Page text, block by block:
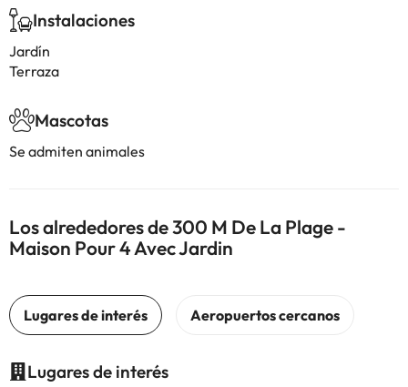
Instalaciones
Jardín
Terraza
Mascotas
Se admiten animales
Los alrededores de 300 M De La Plage -
Maison Pour 4 Avec Jardin
Lugares de interés